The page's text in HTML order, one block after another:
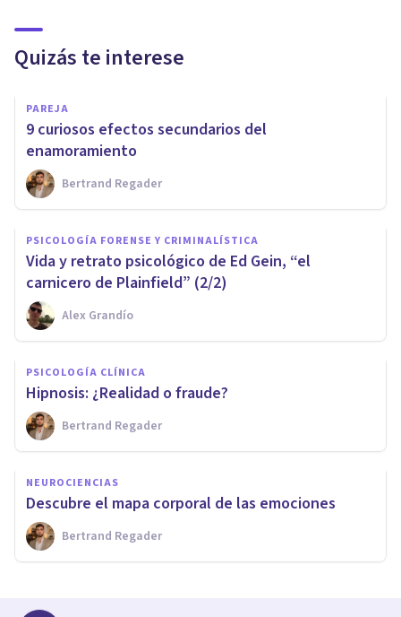
Quizás te interese
PAREJA
9 curiosos efectos secundarios del
enamoramiento
Bertrand Regader
PSICOLOGÍA FORENSE Y CRIMINALÍSTICA
Vida y retrato psicológico de Ed Gein, “el
carnicero de Plainfield” (2/2)
Alex Grandío
PSICOLOGÍA CLÍNICA
Hipnosis: ¿Realidad o fraude?
Bertrand Regader
NEUROCIENCIAS
Descubre el mapa corporal de las emociones
Bertrand Regader